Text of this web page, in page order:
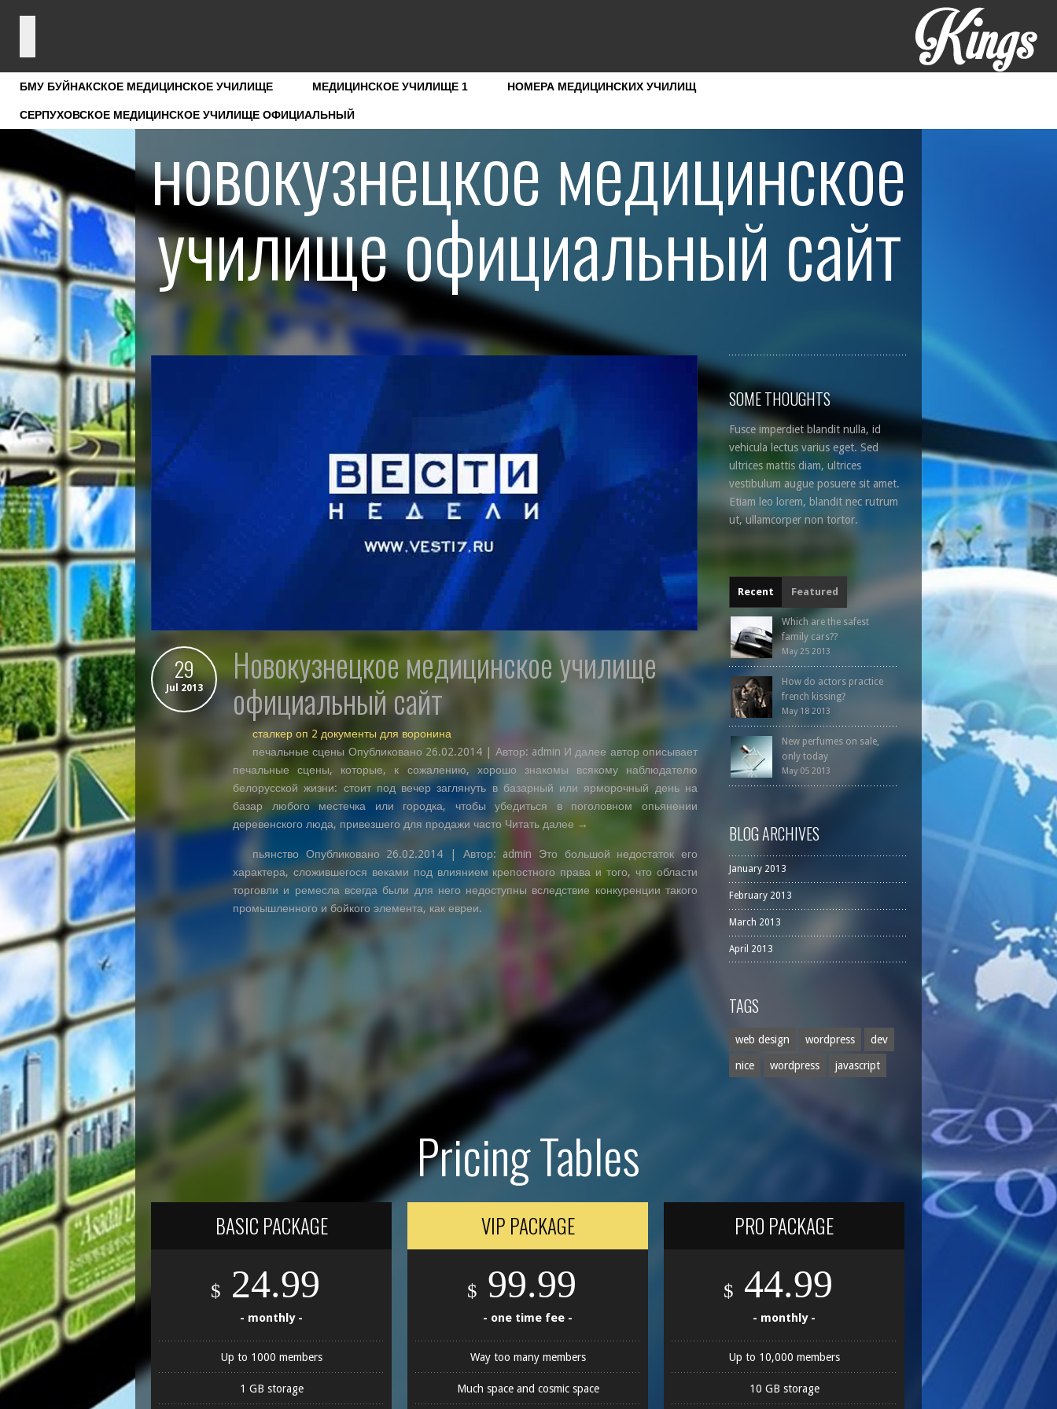
БМУ БУЙНАКСКОЕ МЕДИЦИНСКОЕ УЧИЛИЩЕ МЕДИЦИНСКОЕ УЧИЛИЩЕ 1 НОМЕРА МЕДИЦИНСКИХ УЧИЛИЩ
СЕРПУХОВСКОЕ МЕДИЦИНСКОЕ УЧИЛИЩЕ ОФИЦИАЛЬНЫЙ
новокузнецкое медицинское
училище официальный сайт
29
Jul 2013 новокузнецкое медицинское училище
официальный сайт
сталкер оп 2 документы для воронина
печальные сцены Опубликовано 26.02.2014 | Автор: admin И далее автор описывает
печальные сцены, которые, к сожалению, хорошо знакомы всякому наблюдателю
белорусской жизни: стоит под вечер заглянуть в базарный или ярморочный день на
базар любого местечка или городка, чтобы убедиться в поголовном опьянении
деревенского люда, привезшего для продажи часто Читать далее →
пьянство Опубликовано 26.02.2014 | Автор: admin Это большой недостаток его
характера, сложившегося веками под влиянием крепостного права и того, что области
торговли и ремесла всегда были для него недоступны вследствие конкуренции такого
промышленного и бойкого элемента, как евреи.
SOME THOUGHTS
Fusce imperdiet blandit nulla, id
vehicula lectus varius eget. Sed
ultrices mattis diam, ultrices
vestibulum augue posuere sit amet.
Etiam leo lorem, blandit nec rutrum
ut, ullamcorper non tortor.
Recent Featured
Which are the safest
family cars??
May 25 2013
How do actors practice
french kissing?
May 18 2013
New perfumes on sale,
only today
May 05 2013
BLOG ARCHIVES
January 2013
February 2013
March 2013
April 2013
TAGS
web design wordpress dev
nice wordpress javascript
Pricing Tables
BASIC PACKAGE
$ 24.99
- monthly -
Up to 1000 members
1 GB storage
VIP PACKAGE
$ 99.99
- one time fee -
Way too many members
Much space and cosmic space
PRO PACKAGE
$ 44.99
- monthly -
Up to 10,000 members
10 GB storage